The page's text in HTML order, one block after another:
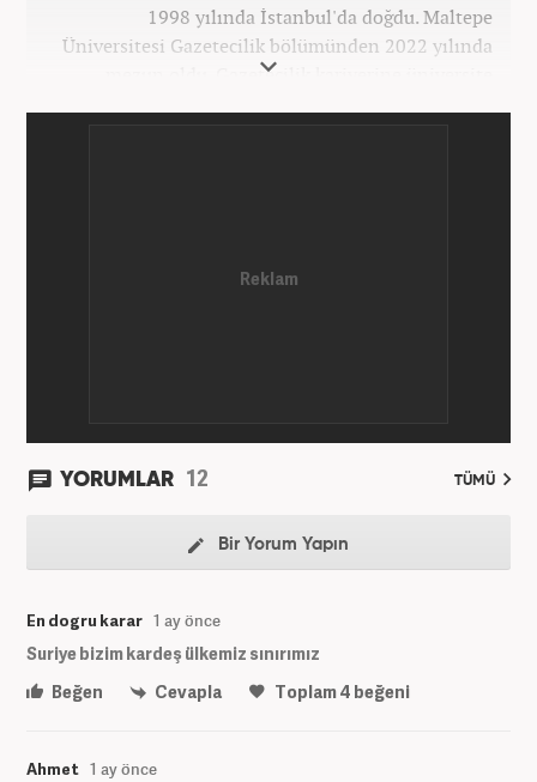
1998 yılında İstanbul'da doğdu. Maltepe
Üniversitesi Gazetecilik bölümünden 2022 yılında
mezun oldu. Gazetecilik kariyerine üniversite
YORUMLAR 12 TÜMÜ
Bir Yorum Yapın
En dogru karar 1 ay önce
Suriye bizim kardeş ülkemiz sınırımız
Beğen
Cevapla Toplam4 beğeni
Ahmet 1 ay önce